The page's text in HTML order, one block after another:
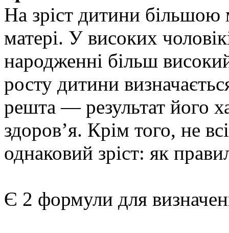
На зріст дитини
матері. У високих
народженні більш
росту дитини
решта — результат його
здоров’я. Крім того, не
однаковий зріст: як
Є 2 формули для